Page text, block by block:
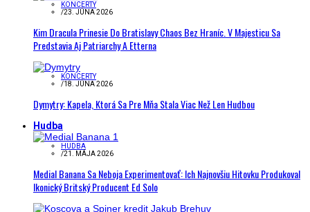
KONCERTY
/23. JÚNA 2026
Kim Dracula Prinesie Do Bratislavy Chaos Bez Hraníc. V Majesticu Sa
Predstavia Aj Patriarchy A Etterna
KONCERTY
/18. JÚNA 2026
Dymytry: Kapela, Ktorá Sa Pre Mňa Stala Viac Než Len Hudbou
Hudba
HUDBA
/21. MÁJA 2026
Medial Banana Sa Neboja Experimentovať: Ich Najnovšiu Hitovku Produkoval
Ikonický Britský Producent Ed Solo